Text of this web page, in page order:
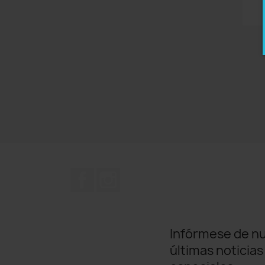
Infórmese de
últimas